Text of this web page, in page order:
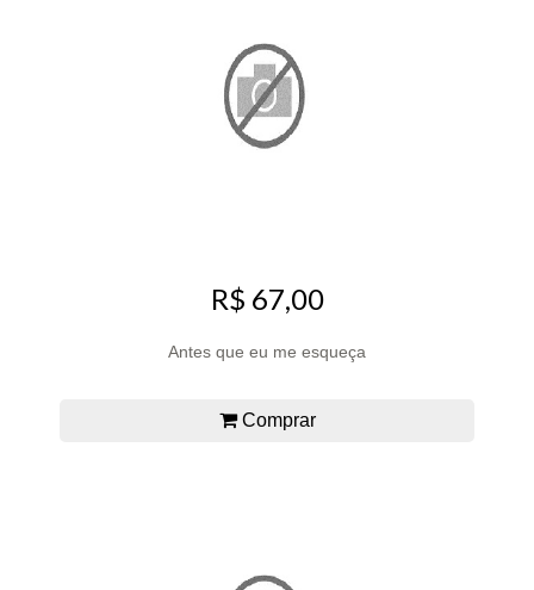
R$ 67,00
Antes que eu me esqueça
Comprar